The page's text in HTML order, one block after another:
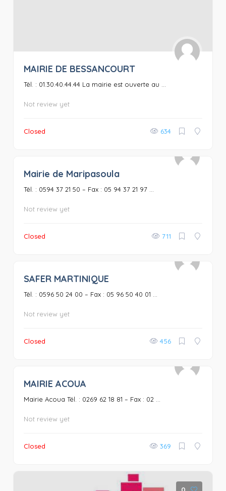
MAIRIE DE BESSANCOURT
Tél. : 01.30.40.44.44 La mairie est ouverte au ...
Not review yet
Closed 634
Mairie de Maripasoula
Tél. : 0594 37 21 50 – Fax : 05 94 37 21 97 ...
Not review yet
Closed 711
SAFER MARTINIQUE
Tél. : 0596 50 24 00 – Fax : 05 96 50 40 01 ...
Not review yet
Closed 456
MAIRIE ACOUA
Mairie Acoua Tél. : 0269 62 18 81 – Fax : 02 ...
Not review yet
Closed 369